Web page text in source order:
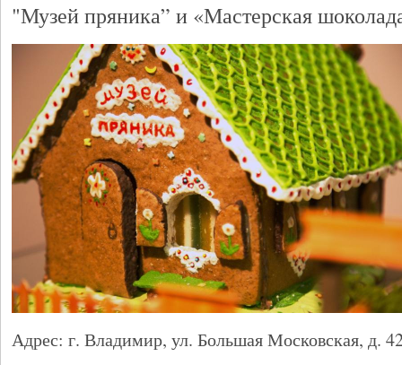
"Музей пряника” и «Мастерская
Адрес: г. Владимир, ул. Большая Московская, д.